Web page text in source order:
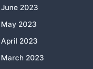
June 2023
May 2023
April 2023
March 2023